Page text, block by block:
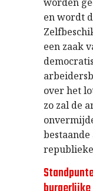
en wordt
een zaak
over het
zo zal de